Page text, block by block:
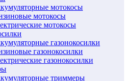
мотокосы
мотокосы
мотокосы
газонокосилки
газонокосилки
газонокосилки
триммеры